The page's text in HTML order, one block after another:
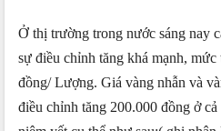
Ở thị trường trong nước sáng nay
sự điều chỉnh tăng khá mạnh,
đồng/ Lượng. Giá vàng nhẫn và
điều chỉnh tăng 200.000 đồng ở